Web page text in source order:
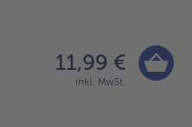
11,99 €
inkl. MwSt.